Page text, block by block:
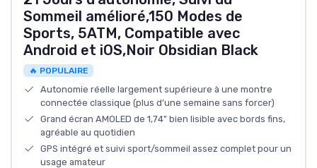
Sommeil amélioré,150 Modes de
Sports, 5ATM, Compatible avec
Android et iOS,Noir Obsidian Black
🔥 POPULAIRE
Autonomie réelle largement supérieure à une montre
connectée classique (plus d’une semaine sans forcer)
Grand écran AMOLED de 1,74" bien lisible avec bords fins,
agréable au quotidien
GPS intégré et suivi sport/sommeil assez complet pour un
usage amateur